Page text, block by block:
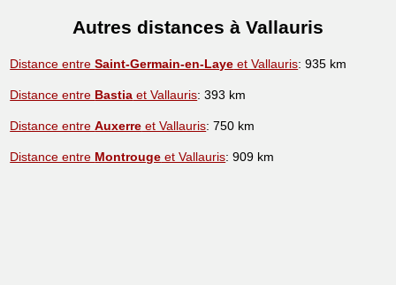
Autres distances à Vallauris
Distance entreSaint-Germain-en-Laye et Vallauris: 935 km
Distance entre Bastia et Vallauris: 393 km
Distance entreAuxerre et Vallauris: 750 km
Distance entre Montrouge et Vallauris: 909 km